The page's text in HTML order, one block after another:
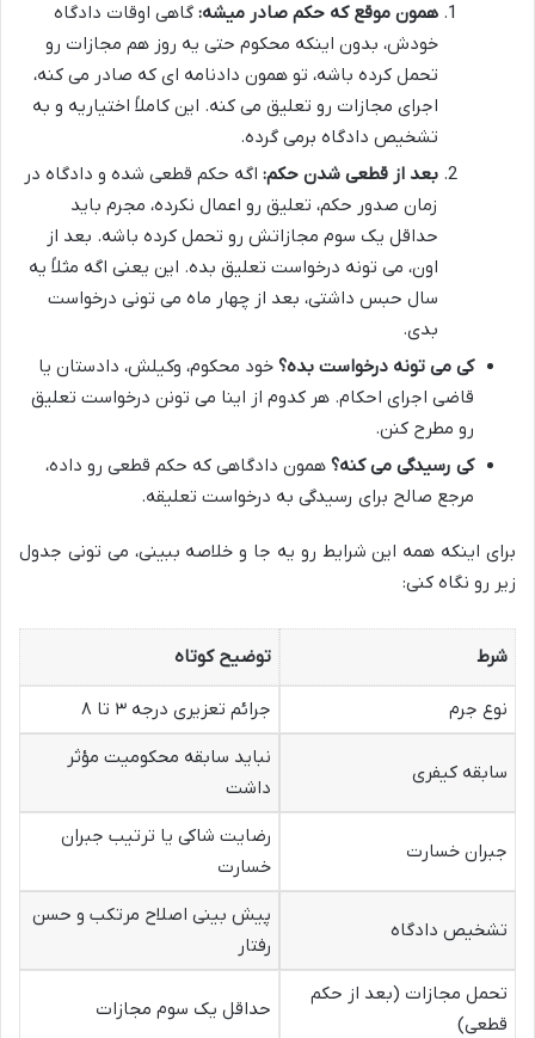
همون موقع که حکم صادر میشه: گاهی اوقات دادگاه
خودش، بدون اینکه محکوم حتی یه روز هم مجازات رو
تحمل کرده باشه، تو همون دادنامه ای که صادر می کنه،
اجرای مجازات رو تعلیق می کنه. این کاملاً اختیاریه و به
تشخیص دادگاه برمی گرده.
بعد از قطعی شدن حکم: اگه حکم قطعی شده و دادگاه در
زمان صدور حکم، تعلیق رو اعمال نکرده، مجرم باید
حداقل یک سوم مجازاتش رو تحمل کرده باشه. بعد از
اون، می تونه درخواست تعلیق بده. این یعنی اگه مثلاً یه
سال حبس داشتی، بعد از چهار ماه می تونی درخواست
بدی.
کی می تونه درخواست بده؟ خود محکوم، وکیلش، دادستان یا
قاضی اجرای احکام. هر کدوم از اینا می تونن درخواست تعلیق
رو مطرح کنن.
کی رسیدگی می کنه؟ همون دادگاهی که حکم قطعی رو داده،
مرجع صالح برای رسیدگی به درخواست تعلیقه.
برای اینکه همه این شرایط رو یه جا و خلاصه ببینی، می تونی جدول
زیر رو نگاه کنی:
شرط توضیح کوتاه
نوع جرم جرائم تعزیری درجه ۳ تا ۸
سابقه کیفری
نباید سابقه محکومیت مؤثر
داشت
جبران خسارت
رضایت شاکی یا ترتیب جبران
خسارت
تشخیص دادگاه
پیش بینی اصلاح مرتکب و حسن
رفتار
تحمل مجازات (بعد از حکم
قطعی)
حداقل یک سوم مجازات